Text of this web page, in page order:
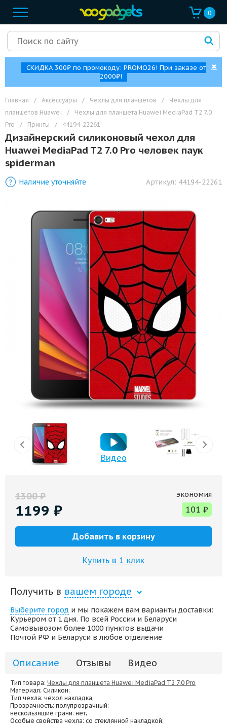
0
СКИДКА 300₽ по промокоду: PROMO26! При заказе от
2000₽!
✖
Главная / Аксессуары / Чехлы для планшетов /
Чехлы для
планшетов Huawei
/
Чехлы для планшета Huawei MediaPad T2 7.0
Pro
/ Принты / 44194-22261
Дизайнерский силиконовый чехол для
Huawei MediaPad T2 7.0 Pro человек паук
spiderman
Видео
Наличие уточняйте Артикул: 44194-22261
1300₽
1199 ₽
экономия
101 ₽
Добавить в корзину
Купить в 1 клик
Получить в вашем городе
Выберите город и мы покажем вам варианты доставки:
Курьером от 1 дня. По всей России и Беларуси
Самовывозом более 1000 пунктов выдачи
Почтой РФ и Беларуси в любое отделение
Описание Отзывы Видео
Тип товара: Чехлы для планшета Huawei MediaPad T2 7.0 Pro
Материал: Силикон;
Тип чехла: чехол накладка;
Прозрачность: полупрозрачный;
нескользящие грани: нет;
Особые свойства чехла: со стеклянной накладкой;